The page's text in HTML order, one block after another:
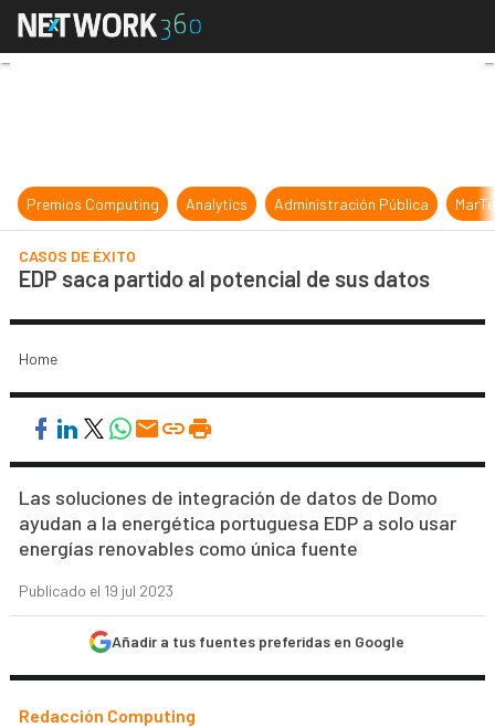
EDP saca partido al potencial de
Premios Computing Analytics Administración Pública
CASOS DE ÉXITO
EDP saca partido al potencial de sus datos
Home
Las soluciones de integración de datos de Domo
ayudan a la energética portuguesa EDP a solo usar
energías renovables como única fuente
Publicado el 19 jul 2023
Añadir a tus fuentes preferidas en Google
Redacción Computing